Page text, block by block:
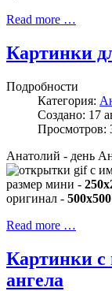
Read more …
Картинки
Подробности
Категория:
Создано: 17
Просмотров:
Анатолий - день
размер мини -
оригинал - 500x500
Read more …
Картинки с
ангела